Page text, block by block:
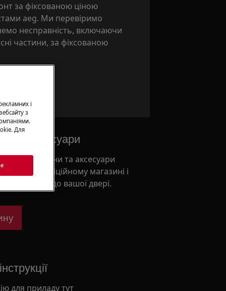
за фіксованою ціною
aeg. Ми перевіримо
несправність, включаючи
частини, за фіксованою
та аксесуари
запчастини та аксесуари
в нашому офіційному магазині і
прямо до вашої двері.
для приладу тут
і
з
Для